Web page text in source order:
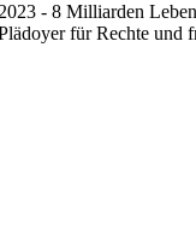
- 8 Milliarden
für Rechte und